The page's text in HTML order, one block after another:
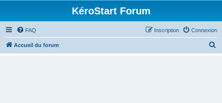
KéroStart Forum
FAQ Connexion
Inscription
Accueil du forum